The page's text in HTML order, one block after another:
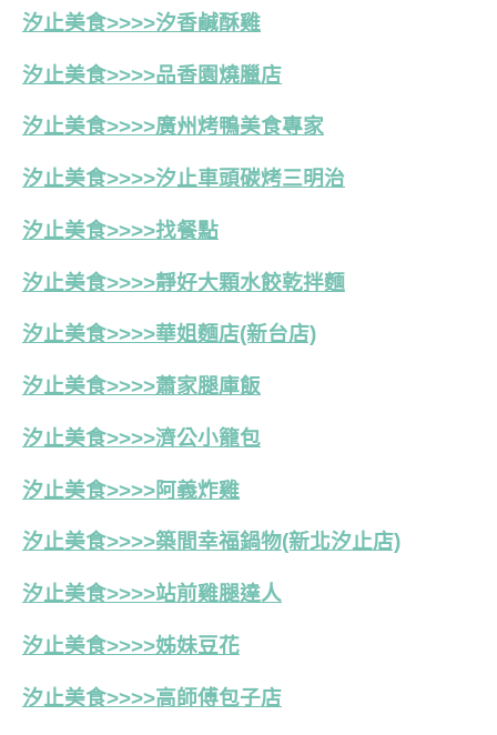
汐止美食>>>>汐香鹹酥雞
汐止美食>>>>品香園燒臘店
汐止美食>>>>廣州烤鴨美食專家
汐止美食>>>>汐止車頭碳烤三明治
汐止美食>>>>找餐點
汐止美食>>>>靜好大顆水餃乾拌麵
汐止美食>>>>華姐麵店(新台店)
汐止美食>>>>蕭家腿庫飯
汐止美食>>>>濟公小籠包
汐止美食>>>>阿義炸雞
汐止美食>>>>築間幸福鍋物(新北汐止店)
汐止美食>>>>站前雞腿達人
汐止美食>>>>姊妹豆花
汐止美食>>>>高師傅包子店